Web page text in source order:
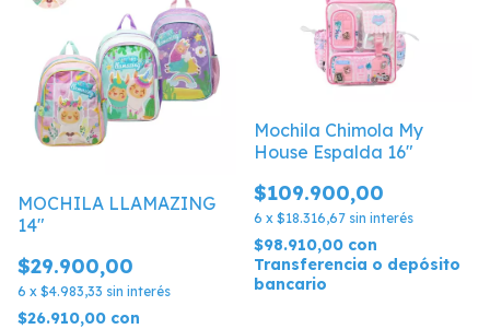
MOCHILA LLAMAZING
14"
$29.900,00
6 x $4.983,33 sin interés
$26.910,00 con
Mochila Chimola My
House Espalda 16"
$109.900,00
6 x $18.316,67 sin interés
$98.910,00 con
Transferencia o depósito
bancario